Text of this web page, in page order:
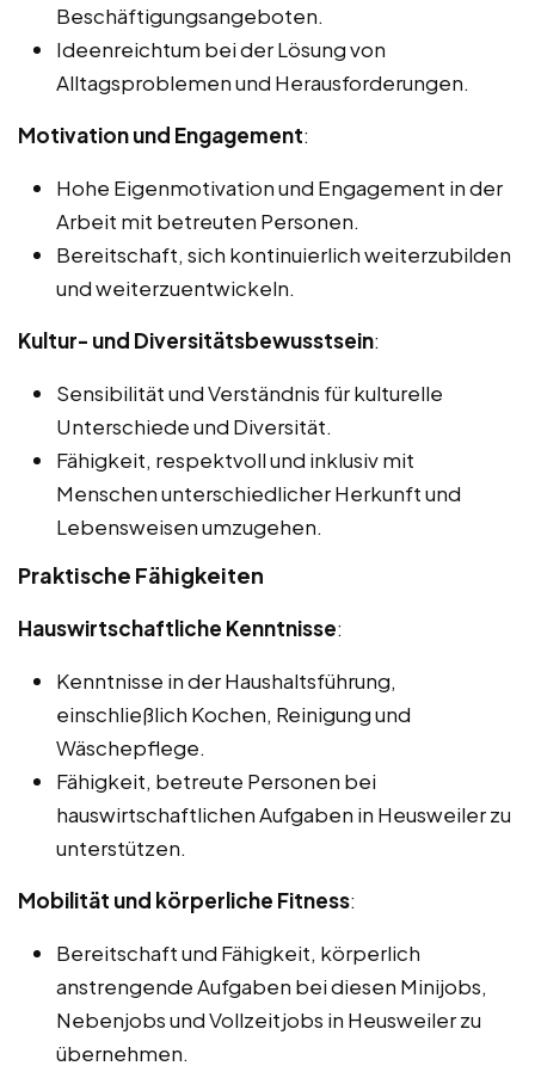
Beschäftigungsangeboten.
Ideenreichtum bei der Lösung von
Alltagsproblemen und Herausforderungen.
Motivation und Engagement:
Hohe Eigenmotivation und Engagement in der
Arbeit mit betreuten Personen.
Bereitschaft, sich kontinuierlich weiterzubilden
und weiterzuentwickeln.
Kultur- und Diversitätsbewusstsein:
Sensibilität und Verständnis für kulturelle
Unterschiede und Diversität.
Fähigkeit, respektvoll und inklusiv mit
Menschen unterschiedlicher Herkunft und
Lebensweisen umzugehen.
Praktische Fähigkeiten
Hauswirtschaftliche Kenntnisse:
Kenntnisse in der Haushaltsführung,
einschließlich Kochen, Reinigung und
Wäschepflege.
Fähigkeit, betreute Personen bei
hauswirtschaftlichen Aufgaben in Heusweiler zu
unterstützen.
Mobilität und körperliche Fitness:
Bereitschaft und Fähigkeit, körperlich
anstrengende Aufgaben bei diesen Minijobs,
Nebenjobs und Vollzeitjobs in Heusweiler zu
übernehmen.